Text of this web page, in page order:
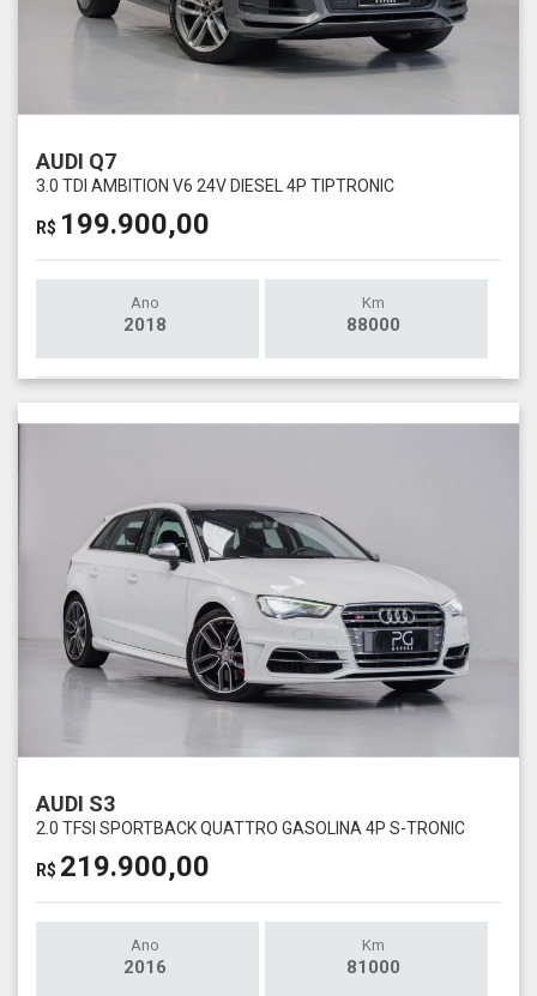
AUDI Q7
3.0 TDI AMBITION V6 24V DIESEL 4P TIPTRONIC
R$ 199.900,00
Ano
2018
Km
88000
AUDI S3
2.0 TFSI SPORTBACK QUATTRO GASOLINA 4P S-TRONIC
R$ 219.900,00
Ano
2016
Km
81000